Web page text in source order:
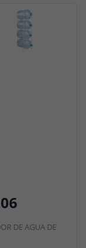
DE AGUA DE